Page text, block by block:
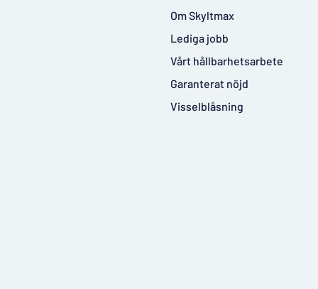
Om Skyltmax
Lediga jobb
Vårt hållbarhetsarbete
Garanterat nöjd
Visselblåsning